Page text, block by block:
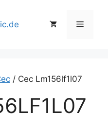
Menü
/ Cec Lm156lf1l07